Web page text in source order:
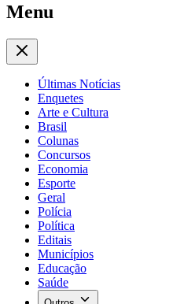
Menu
Últimas Notícias
Enquetes
Arte e Cultura
Brasil
Colunas
Concursos
Economia
Esporte
Geral
Polícia
Política
Editais
Municípios
Educação
Saúde